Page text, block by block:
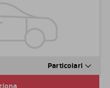
Particolari